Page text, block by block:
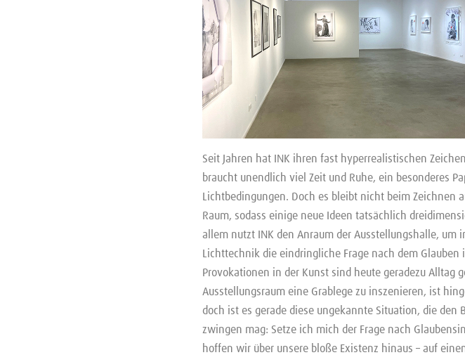
Seit Jahren hat INK ihren fast hyperrealistischen
braucht unendlich viel Zeit und Ruhe, ein besonderes
Lichtbedingungen. Doch es bleibt nicht beim Zeichnen
Raum, sodass einige neue Ideen tatsächlich
allem nutzt INK den Anraum der Ausstellungshalle,
Lichttechnik die eindringliche Frage nach dem
Provokationen in der Kunst sind heute geradezu Alltag
Ausstellungsraum eine Grablege zu inszenieren, ist
doch ist es gerade diese ungekannte Situation, die
zwingen mag: Setze ich mich der Frage nach
hoffen wir über unsere bloße Existenz hinaus – auf